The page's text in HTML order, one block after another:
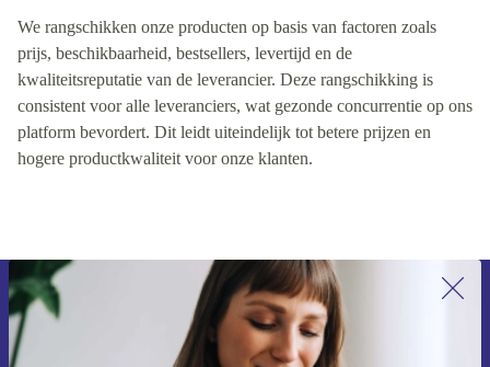
We rangschikken onze producten op basis van factoren zoals
prijs, beschikbaarheid, bestsellers, levertijd en de
kwaliteitsreputatie van de leverancier. Deze rangschikking is
consistent voor alle leveranciers, wat gezonde concurrentie op ons
platform bevordert. Dit leidt uiteindelijk tot betere prijzen en
hogere productkwaliteit voor onze klanten.
Meld je aan voor onze nieuwsbrief en
ontvang €15 korting!
Mis nooit meer een aanbieding.